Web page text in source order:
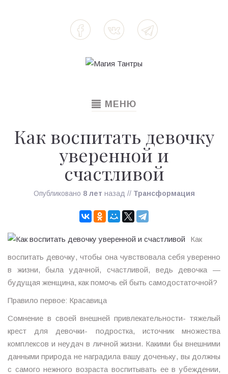
TOGGLE
МЕНЮ
Как воспитать девочку
уверенной и
счастливой
Опубликовано 8 лет назад // Трансформация
Как
воспитать девочку, чтобы она чувствовала себя уверенно
в жизни, была удачной, счастливой, ведь девочка —
будущая женщина, как помочь ей быть самодостаточной?
Правило первое: Красавица
Сомнение в своей внешней привлекательности- тяжелый
крест для девочки- подростка, источник множества
комплексов и неудач в личной жизни. Какими бы внешними
данными природа не наградила вашу доченьку, вы должны
с самого нежного возраста воспитывать ее в убеждении,